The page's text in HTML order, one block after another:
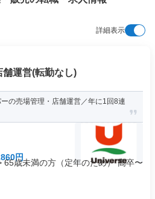
詳細表示
運営(転勤なし)
ーの売場管理・店舗運営／年に1回8連
円
65歳未満の方（定年のため） 高卒〜